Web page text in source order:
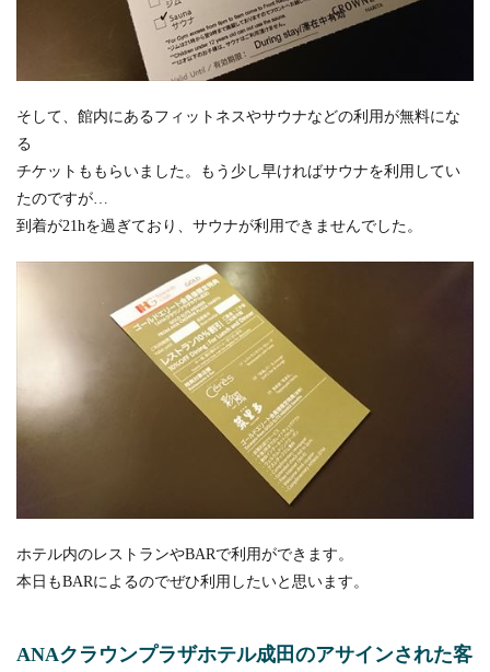
そして、館内にあるフィットネスやサウナなどの利用が無料にな
る
チケットももらいました。もう少し早ければサウナを利用してい
たのですが…
到着が21hを過ぎており、サウナが利用できませんでした。
ホテル内のレストランやBARで利用ができます。
本日もBARによるのでぜひ利用したいと思います。
ANAクラウンプラザホテル成田のアサインされた客